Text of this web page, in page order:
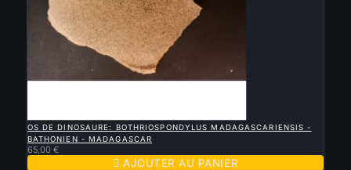
OS DE DINOSAURE: BOTHRIOSPONDYLUS MADAGASCARIENSIS -
BATHONIEN - MADAGASCAR
65,00 €
 AJOUTER AU PANIER